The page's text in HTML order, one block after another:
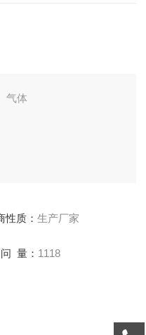
气体
性质： 生产厂家
量： 1118